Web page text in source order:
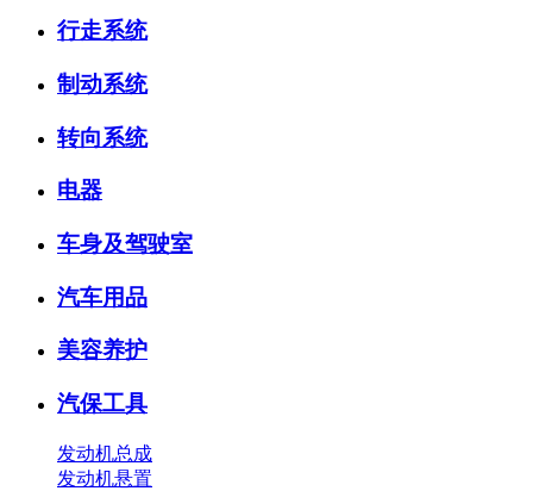
行走系统
制动系统
转向系统
电器
车身及驾驶室
汽车用品
美容养护
汽保工具
发动机总成
发动机悬置